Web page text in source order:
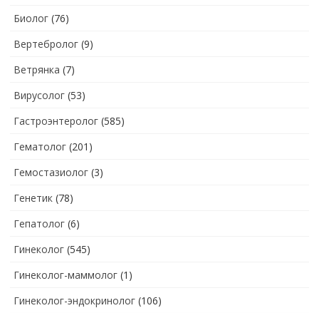
Биолог (76)
Вертебролог (9)
Ветрянка (7)
Вирусолог (53)
Гастроэнтеролог (585)
Гематолог (201)
Гемостазиолог (3)
Генетик (78)
Гепатолог (6)
Гинеколог (545)
Гинеколог-маммолог (1)
Гинеколог-эндокринолог (106)